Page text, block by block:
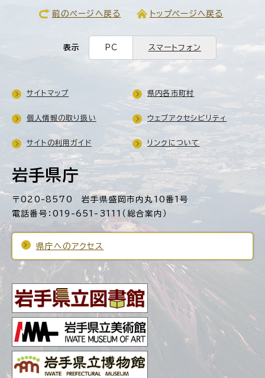
前のページへ戻る トップページへ戻る
表示 PC スマートフォン
岩手県庁
〒020-8570 岩手県盛岡市内丸10番1号
電話番号：019-651-3111（総合案内）
県庁へのアクセス
サイトマップ 県内各市町村
個人情報の取り扱い ウェブアクセシビリティ
サイトの利用ガイド リンクについて